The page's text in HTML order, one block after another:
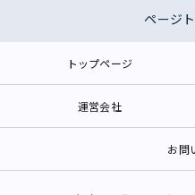
ページ
トップページ
運営会社
お問